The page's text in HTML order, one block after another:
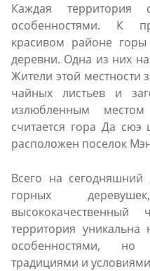
Каждая территория
особенностями. К
красивом районе
деревни. Одна из них
Жители этой местности
чайных листьев и
излюбленным
считается гора Да
расположен поселок
Всего на сегодняшний
горных
территория уникальна
особенностями, но
традициями и